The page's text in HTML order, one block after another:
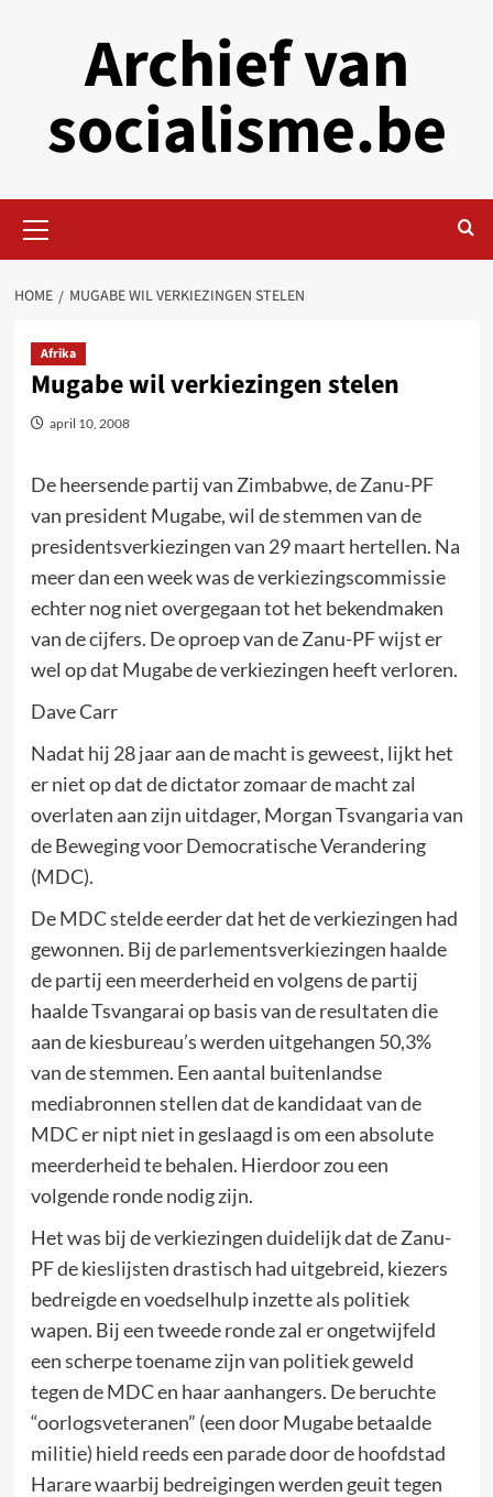
Archief van
socialisme.be
Menu
HOME MUGABE WIL VERKIEZINGEN STELEN
Afrika
Mugabe wil verkiezingen stelen
april 10, 2008
De heersende partij van Zimbabwe, de Zanu-PF
van president Mugabe, wil de stemmen van de
presidentsverkiezingen van 29 maart hertellen. Na
meer dan een week was de verkiezingscommissie
echter nog niet overgegaan tot het bekendmaken
van de cijfers. De oproep van de Zanu-PF wijst er
wel op dat Mugabe de verkiezingen heeft verloren.
Dave Carr
Nadat hij 28 jaar aan de macht is geweest, lijkt het
er niet op dat de dictator zomaar de macht zal
overlaten aan zijn uitdager, Morgan Tsvangaria van
de Beweging voor Democratische Verandering
(MDC).
De MDC stelde eerder dat het de verkiezingen had
gewonnen. Bij de parlementsverkiezingen haalde
de partij een meerderheid en volgens de partij
haalde Tsvangarai op basis van de resultaten die
aan de kiesbureau’s werden uitgehangen 50,3%
van de stemmen. Een aantal buitenlandse
mediabronnen stellen dat de kandidaat van de
MDC er nipt niet in geslaagd is om een absolute
meerderheid te behalen. Hierdoor zou een
volgende ronde nodig zijn.
Het was bij de verkiezingen duidelijk dat de Zanu-
PF de kieslijsten drastisch had uitgebreid, kiezers
bedreigde en voedselhulp inzette als politiek
wapen. Bij een tweede ronde zal er ongetwijfeld
een scherpe toename zijn van politiek geweld
tegen de MDC en haar aanhangers. De beruchte
“oorlogsveteranen” (een door Mugabe betaalde
militie) hield reeds een parade door de hoofdstad
Harare waarbij bedreigingen werden geuit tegen